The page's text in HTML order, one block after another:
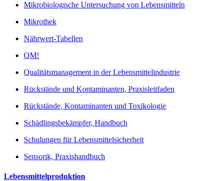
Mikrobiologische Untersuchung von Lebensmitteln
Mikrothek
Nährwert-Tabellen
QM!
Qualitätsmanagement in der Lebensmittelindustrie
Rückstände und Kontaminanten, Praxisleitfaden
Rückstände, Kontaminanten und Toxikologie
Schädlingsbekämpfer, Handbuch
Schulungen für Lebensmittelsicherheit
Sensorik, Praxishandbuch
Lebensmittelproduktion